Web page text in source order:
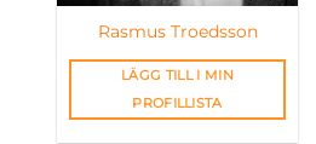
Rasmus Troedsson
LÄGG TILL I MIN
PROFILLISTA